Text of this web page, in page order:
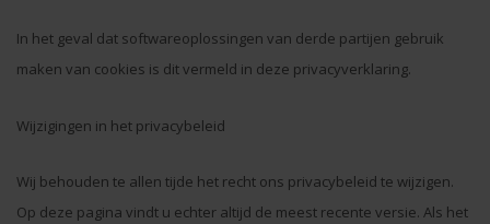
In het geval dat softwareoplossingen van derde partijen gebruik
maken van cookies is dit vermeld in deze privacyverklaring.
Wijzigingen in het privacybeleid
Wij behouden te allen tijde het recht ons privacybeleid te wijzigen.
Op deze pagina vindt u echter altijd de meest recente versie. Als het